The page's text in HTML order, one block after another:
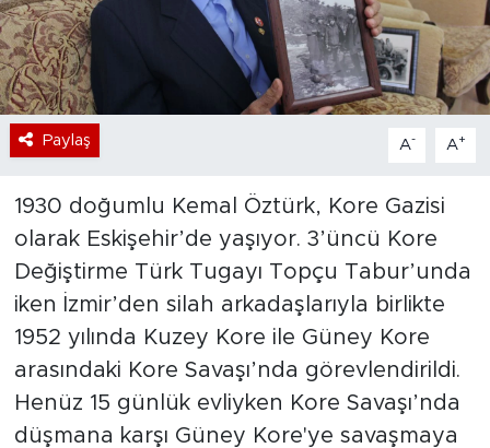
Paylaş A- A+
1930 doğumlu Kemal Öztürk, Kore Gazisi
olarak Eskişehir’de yaşıyor. 3’üncü Kore
Değiştirme Türk Tugayı Topçu Tabur’unda
iken İzmir’den silah arkadaşlarıyla birlikte
1952 yılında Kuzey Kore ile Güney Kore
arasındaki Kore Savaşı’nda görevlendirildi.
Henüz 15 günlük evliyken Kore Savaşı’nda
düşmana karşı Güney Kore'ye savaşmaya
Dünya
Sektör